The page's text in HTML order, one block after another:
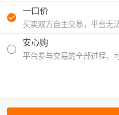
一口价
买卖双方自主交易，平台无
安心购
平台参与交易的全部过程，